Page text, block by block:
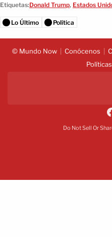
Etiquetas:Donald Trump, Estados
Lo Último Política
© Mundo Now Conócenos
Do Not Sell Or